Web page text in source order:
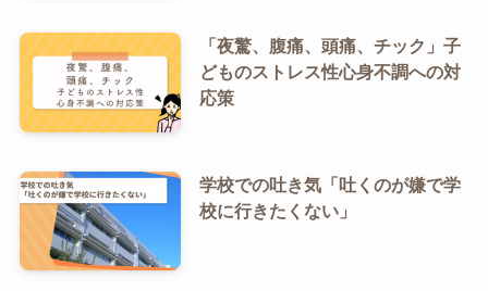
「夜驚、腹痛、頭痛、チック」子
どものストレス性心身不調への対
応策
学校での吐き気「吐くのが嫌で学
校に行きたくない」